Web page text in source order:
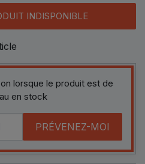
INDISPONIBLE
lorsque le produit est de
en stock
PRÉVENEZ-MOI